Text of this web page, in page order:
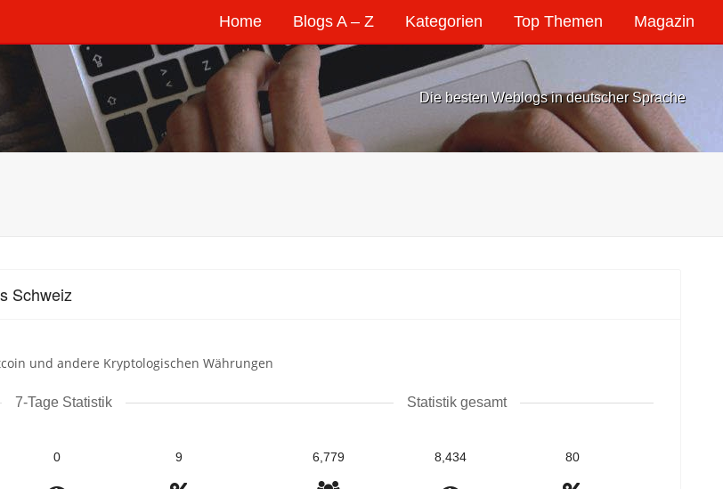
Home Blogs A – Z Kategorien Top Themen Magazin
Die besten Weblogs in deutscher Sprache
Schweiz
und andere Kryptologischen Währungen
7-Tage Statistik
0 9
Statistik gesamt
6,779 8,434 80